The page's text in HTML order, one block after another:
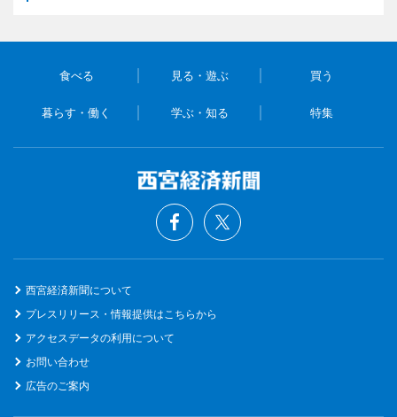
食べる 見る・遊ぶ 買う
暮らす・働く 学ぶ・知る 特集
西宮経済新聞について
プレスリリース・情報提供はこちらから
アクセスデータの利用について
お問い合わせ
広告のご案内